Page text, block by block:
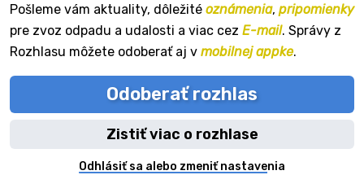
Pošleme vám aktuality, dôležité oznámenia, pripomienky
pre zvoz odpadu a udalosti a viac cez E-mail. Správy z
Rozhlasu môžete odoberať aj v mobilnej appke.
Odoberať rozhlas
Zistiť viac o rozhlase
Odhlásiť sa alebo zmeniť nastavenia